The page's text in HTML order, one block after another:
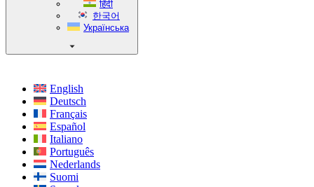
हिंदी
한국어
Українська
English
Deutsch
Français
Español
Italiano
Português
Nederlands
Suomi